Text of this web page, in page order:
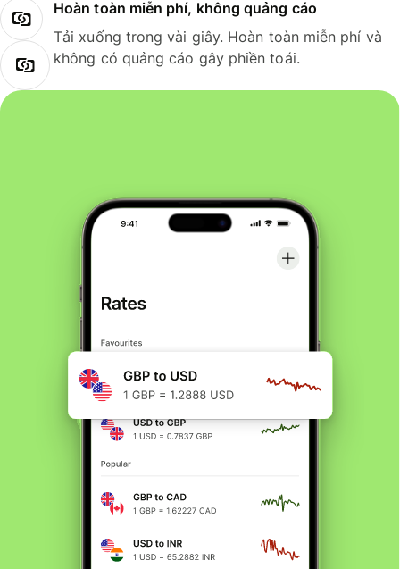
Hoàn toàn miễn phí, không quảng cáo
Tải xuống trong vài giây. Hoàn toàn miễn phí và
không có quảng cáo gây phiền toái.